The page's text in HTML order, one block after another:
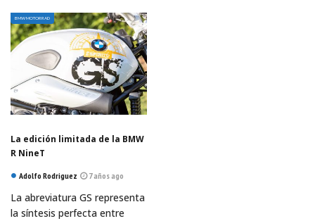
g
l
e
BMW MOTORRAD
La edición limitada de la BMW
R NineT
Adolfo Rodriguez 7 años ago
La abreviatura GS representa
la síntesis perfecta entre